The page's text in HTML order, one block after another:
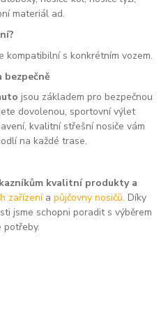
materiál ad.
kompatibilní s konkrétním vozem.
bezpečně
jsou základem pro bezpečnou
dovolenou, sportovní výlet
kvalitní střešní nosiče vám
na každé trase.
kvalitní produkty a
zařízení apůjčovny nosičů. Díky
jsme schopni poradit s výběrem
potřeby.